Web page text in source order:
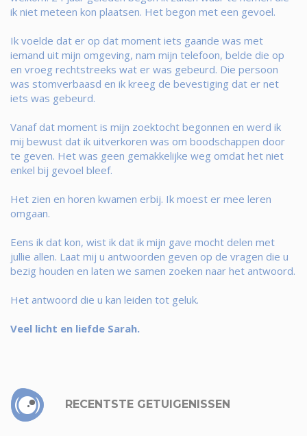
ik niet meteen kon plaatsen. Het begon met een gevoel.
Ik voelde dat er op dat moment iets gaande was met
iemand uit mijn omgeving, nam mijn telefoon, belde die op
en vroeg rechtstreeks wat er was gebeurd. Die persoon
was stomverbaasd en ik kreeg de bevestiging dat er net
iets was gebeurd.
Vanaf dat moment is mijn zoektocht begonnen en werd ik
mij bewust dat ik uitverkoren was om boodschappen door
te geven. Het was geen gemakkelijke weg omdat het niet
enkel bij gevoel bleef.
Het zien en horen kwamen erbij. Ik moest er mee leren
omgaan.
Eens ik dat kon, wist ik dat ik mijn gave mocht delen met
jullie allen. Laat mij u antwoorden geven op de vragen die u
bezig houden en laten we samen zoeken naar het antwoord.
Het antwoord die u kan leiden tot geluk.
Veel licht en liefde Sarah.
RECENTSTE GETUIGENISSEN